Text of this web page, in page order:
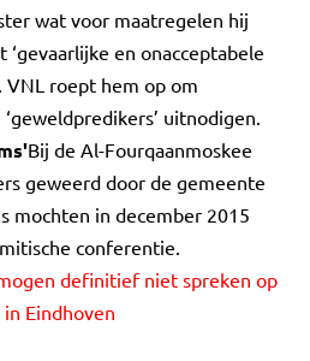
wat voor maatregelen hij
en onacceptabele
VNL roept hem op om
uitnodigen.
Bij de Al-Fourqaanmoskee
geweerd door de gemeente
mochten in december 2015
conferentie.
mogen definitief niet spreken op
Eindhoven